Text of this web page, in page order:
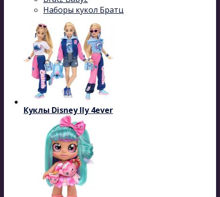
Наборы кукол Братц
Куклы Disney Ily 4ever